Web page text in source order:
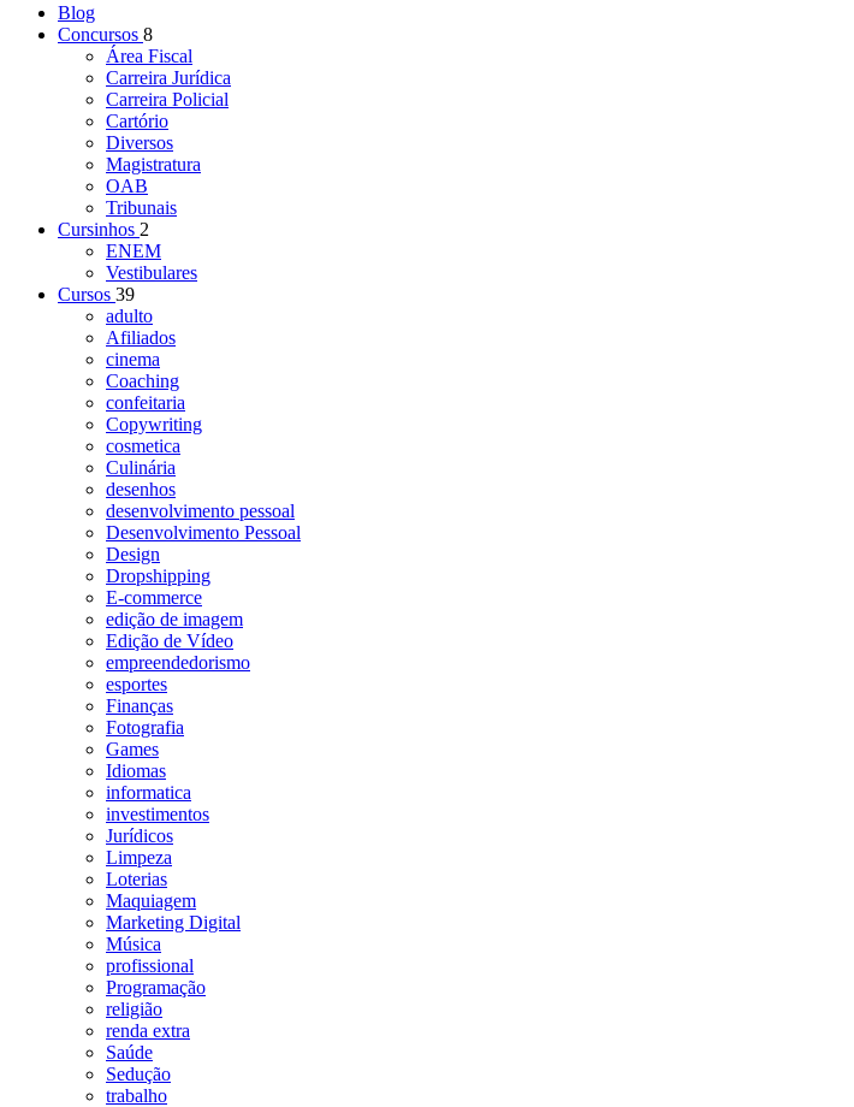
Blog
Concursos 8
Área Fiscal
Carreira Jurídica
Carreira Policial
Cartório
Diversos
Magistratura
OAB
Tribunais
Cursinhos 2
ENEM
Vestibulares
Cursos 39
adulto
Afiliados
cinema
Coaching
confeitaria
Copywriting
cosmetica
Culinária
desenhos
desenvolvimento pessoal
Desenvolvimento Pessoal
Design
Dropshipping
E-commerce
edição de imagem
Edição de Vídeo
empreendedorismo
esportes
Finanças
Fotografia
Games
Idiomas
informatica
investimentos
Jurídicos
Limpeza
Loterias
Maquiagem
Marketing Digital
Música
profissional
Programação
religião
renda extra
Saúde
Sedução
trabalho